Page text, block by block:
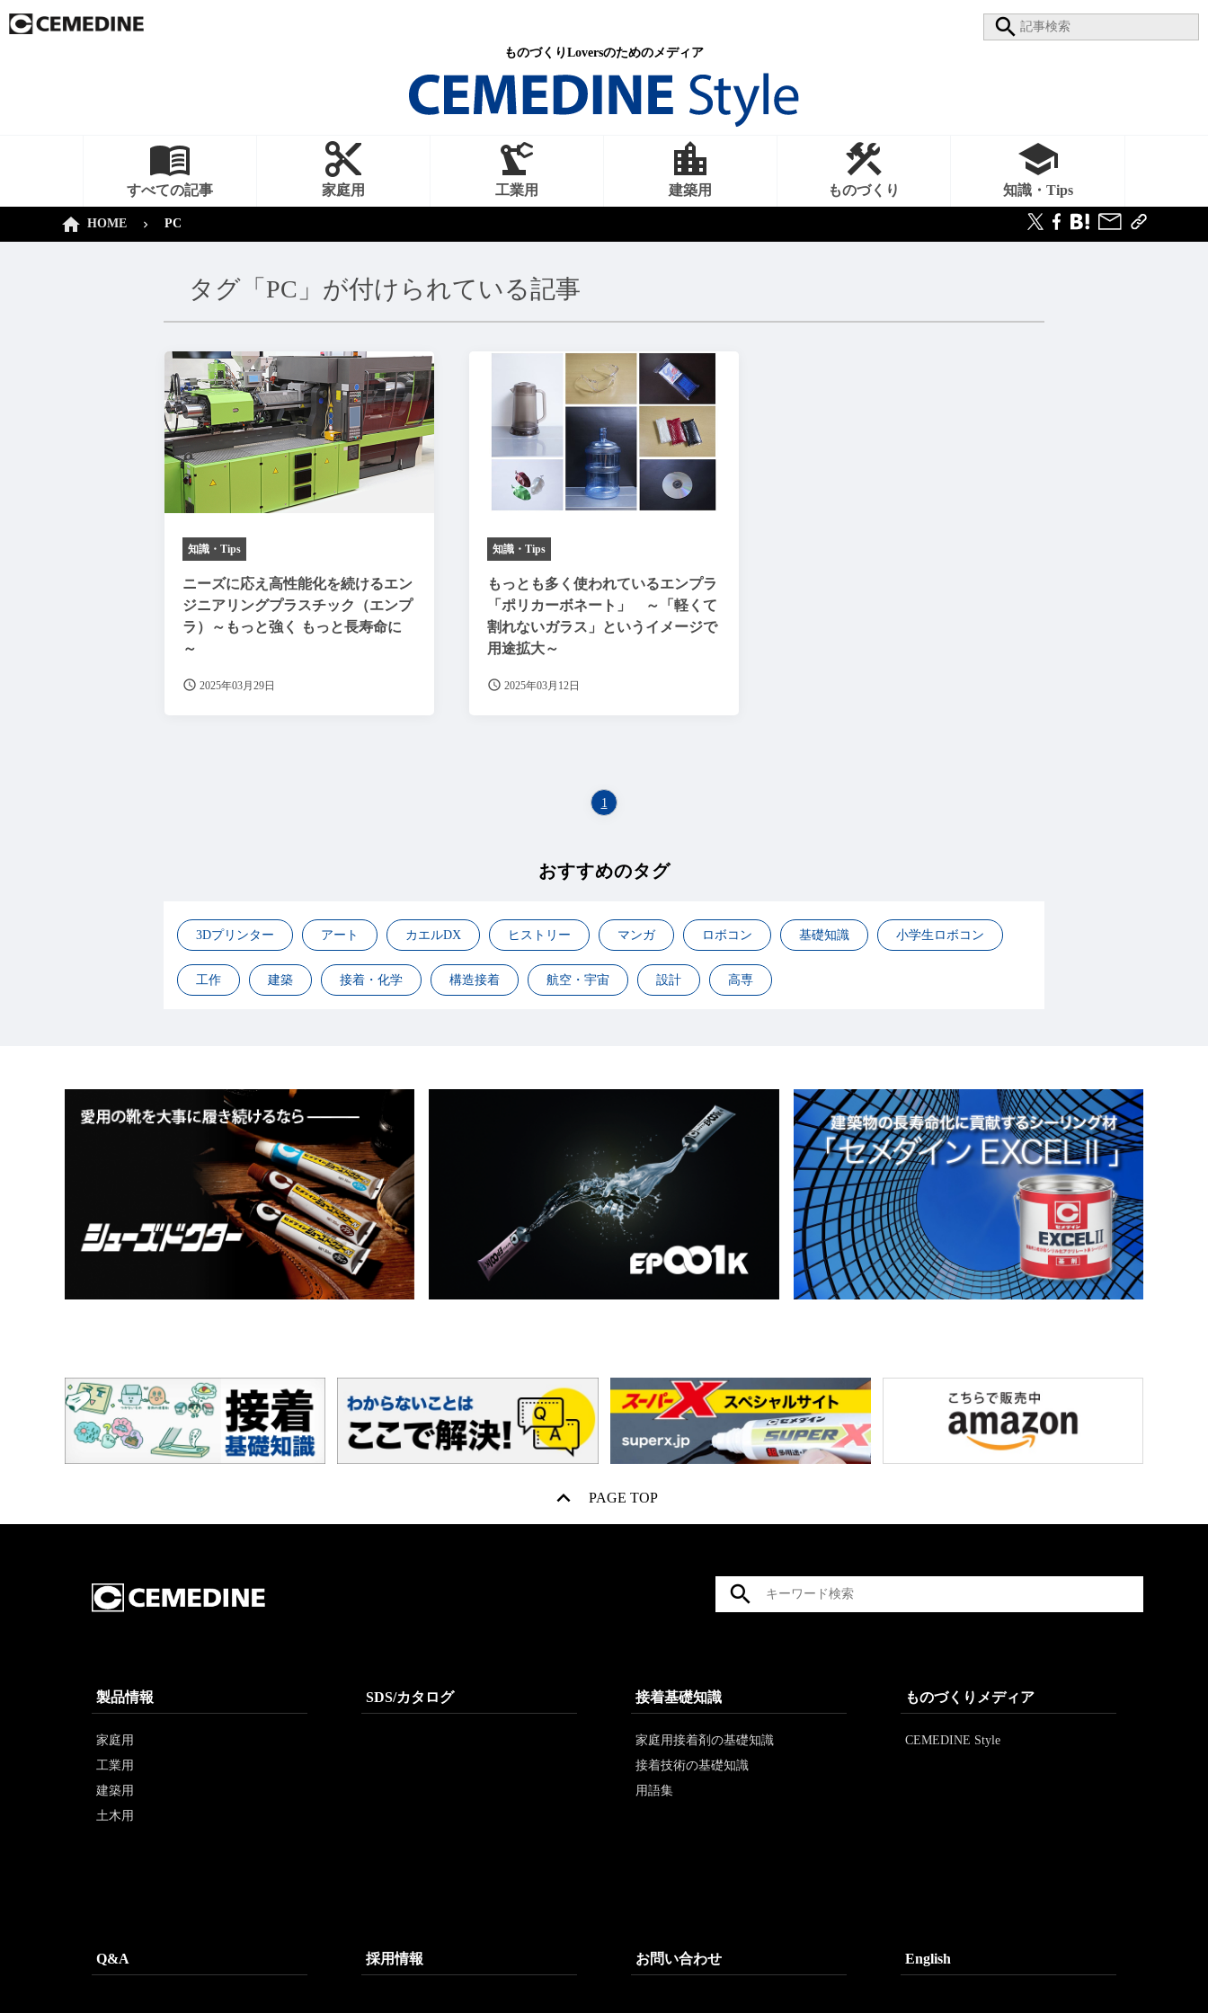
ものづくりLoversのためのメディア
すべての記事 家庭用 工業用 建築用 ものづくり 知識・Tips
HOME PC
タグ「PC」が付けられている記事
知識・Tips
ニーズに応え高性能化を続けるエン
ジニアリングプラスチック（エンプ
ラ）～もっと強く もっと長寿命に
～
2025年03月29日
知識・Tips
もっとも多く使われているエンプラ
「ポリカーボネート」 ～「軽くて
割れないガラス」というイメージで
用途拡大～
2025年03月12日
1
おすすめのタグ
3Dプリンター アート カエルDX ヒストリー マンガ ロボコン 基礎知識 小学生ロボコン
工作 建築 接着・化学 構造接着 航空・宇宙 設計 高専
PAGE TOP
製品情報
家庭用
工業用
建築用
土木用
SDS/カタログ 接着基礎知識
家庭用接着剤の基礎知識
接着技術の基礎知識
用語集
ものづくりメディア
CEMEDINE Style
Q&A 採用情報 お問い合わせ English